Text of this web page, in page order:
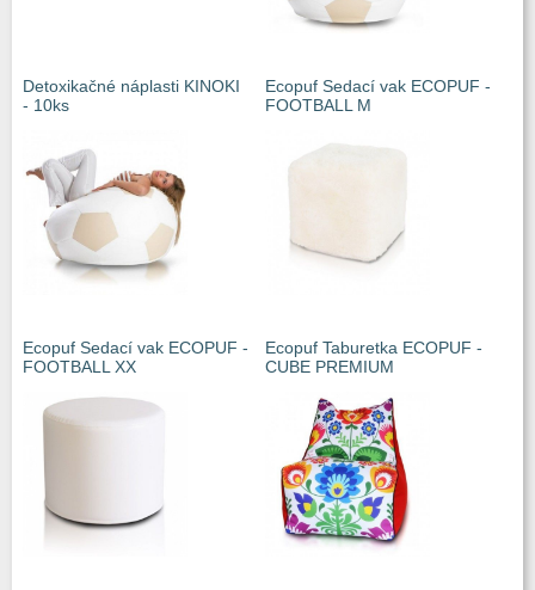
Detoxikačné náplasti KINOKI
- 10ks
Ecopuf Sedací vak ECOPUF -
FOOTBALL M
Ecopuf Sedací vak ECOPUF -
FOOTBALL XX
Ecopuf Taburetka ECOPUF -
CUBE PREMIUM